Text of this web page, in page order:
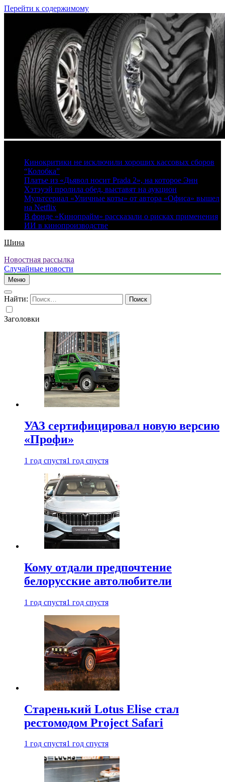
Перейти к содержимому
Кинокритики не исключили хороших кассовых сборов
“Колобка”
Платье из «Дьявол носит Prada 2», на которое Энн
Хэтэуэй пролила обед, выставят на аукцион
Мультсериал «Уличные коты» от автора «Офиса» вышел
на Netflix
В фонде «Кинопрайм» рассказали о рисках применения
ИИ в кинопроизводстве
Шина
Новостная рассылка
Случайные новости
Меню
Найти:
Заголовки
УАЗ сертифицировал новую версию
«Профи»
1 год спустя1 год спустя
Кому отдали предпочтение
белорусские автолюбители
1 год спустя1 год спустя
Старенький Lotus Elise стал
рестомодом Project Safari
1 год спустя1 год спустя